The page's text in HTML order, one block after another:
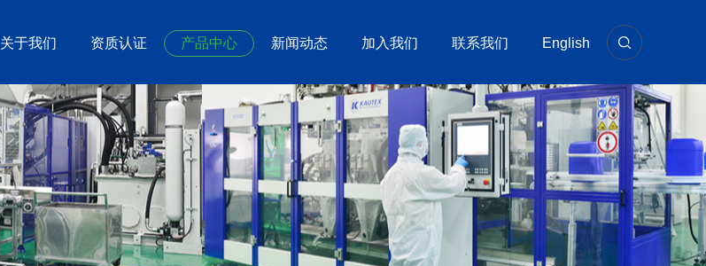
关于我们 资质认证 产品中心 新闻动态 加入我们 联系我们 English